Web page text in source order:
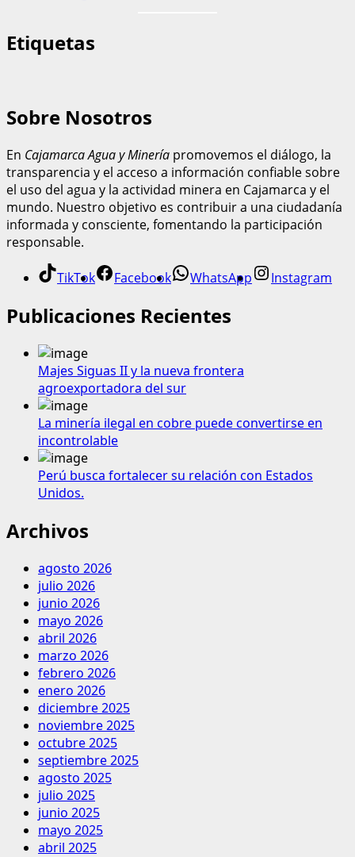
Etiquetas
Sobre Nosotros
En Cajamarca Agua y Minería promovemos el diálogo, la
transparencia y el acceso a información confiable sobre
el uso del agua y la actividad minera en Cajamarca y el
mundo. Nuestro objetivo es contribuir a una ciudadanía
informada y consciente, fomentando la participación
responsable.
TikTok Facebook WhatsApp Instagram
Publicaciones Recientes
Majes Siguas II y la nueva frontera
agroexportadora del sur
La minería ilegal en cobre puede convertirse en
incontrolable
Perú busca fortalecer su relación con Estados
Unidos.
Archivos
agosto 2026
julio 2026
junio 2026
mayo 2026
abril 2026
marzo 2026
febrero 2026
enero 2026
diciembre 2025
noviembre 2025
octubre 2025
septiembre 2025
agosto 2025
julio 2025
junio 2025
mayo 2025
abril 2025